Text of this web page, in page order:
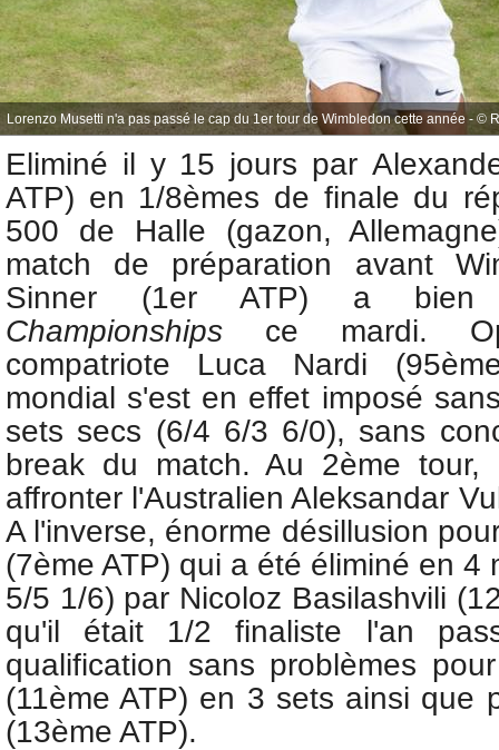
Lorenzo Musetti n'a pas passé le cap du 1er tour de Wimbledon cette année - ©
Eliminé il y 15 jours par
ATP) en 1/8èmes de finale du
500 de Halle (gazon,
match de préparation avant
Sinner (1er ATP) a
Championships ce mardi.
compatriote Luca Nardi
mondial s'est en effet imposé
sets secs (6/4 6/3 6/0), sans
break du match. Au 2ème tour,
affronter l'Australien Aleksandar
A l'inverse, énorme désillusion
(7ème ATP) qui a été éliminé en 4
5/5 1/6) par Nicoloz Basilashvili
qu'il était 1/2 finaliste l'an
qualification sans problèmes
(11ème ATP) en 3 sets ainsi que
(13ème ATP).